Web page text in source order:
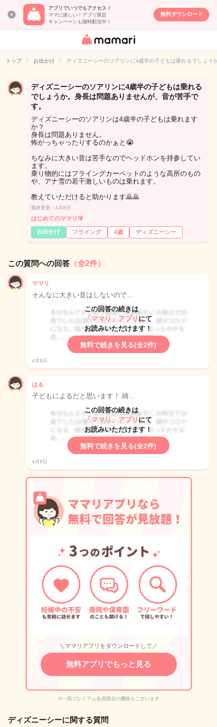
アプリでいつでもアクセス！
ママに嬉しい！アプリ限定
キャンペーンも随時配信中！
無料ダウンロード
女性専用匿名QA
イト
トップ お出かけ ディズニーシーのソアリンに4歳半の子どもは乗れるでしょう
ディズニーシーのソアリンに4歳半の子どもは乗れる
でしょうか。身長は問題ありませんが、音が苦手で
す。
ディズニーシーのソアリンは4歳半の子どもは乗れます
か？
身長は問題ありません。
怖がっちゃったりするのかぁと😭
ちなみに大きい音は苦手なのでヘッドホンを持参してい
ます。
乗り物的にはフライングカーペットのような高所のもの
や、アナ雪の若干激しいものは乗れます。
教えていただけると助かります🙇🙇
最終更新：4月8日
はじめてのママリ🔰
お出かけ
フライング 4歳 ディズニーシー
この質問への回答 （全2件）
ママリ
そんなに大きい音はしないので…
この回答の続きは
「ママリ」アプリ にて
お読みいただけます！
無料で続きを見る(全2件)
4月8日
はる
子どもによるだと思います！ 綺…
この回答の続きは
「ママリ」アプリ にて
お読みいただけます！
無料で続きを見る(全2件)
4月8日
＼ママリアプリをダウンロードして／
無料アプリでもっと見る
※一部プレミアム会員限定の機能もございます
ディズニーシーに関する質問